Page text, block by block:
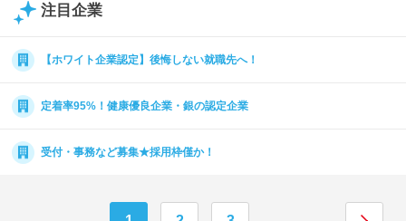
注目企業
【ホワイト企業認定】後悔しない就職先へ！
定着率95%！健康優良企業・銀の認定企業
受付・事務など募集★採用枠僅か！